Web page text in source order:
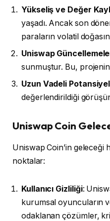
Yükseliş ve Değer
yaşadı. Ancak son
paraların volatil
Uniswap
sunmuştur. Bu, projenin
Uzun Vadeli Potansiyel
değerlendirildiği
Uniswap Coin
Uniswap Coin’in geleceği
noktalar:
Kullanıcı Gizliliği:
kurumsal oyuncuların
odaklanan çözümler,